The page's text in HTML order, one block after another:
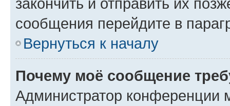
сообщения перейдите в
Вернуться к началу
Почему моё сообщение
Администратор конференции